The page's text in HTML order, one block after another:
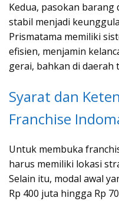
Kedua, pasokan
stabil menjadi
Prismatama memiliki
efisien, menjamin
gerai, bahkan di daerah
Syarat dan
Franchise
Untuk membuka
harus memiliki lokasi
Selain itu, modal awal
Rp 400 juta hingga Rp